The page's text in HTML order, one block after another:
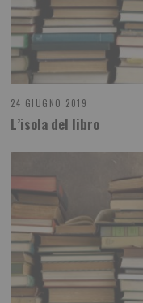
24 GIUGNO 2019
L’isola del libro